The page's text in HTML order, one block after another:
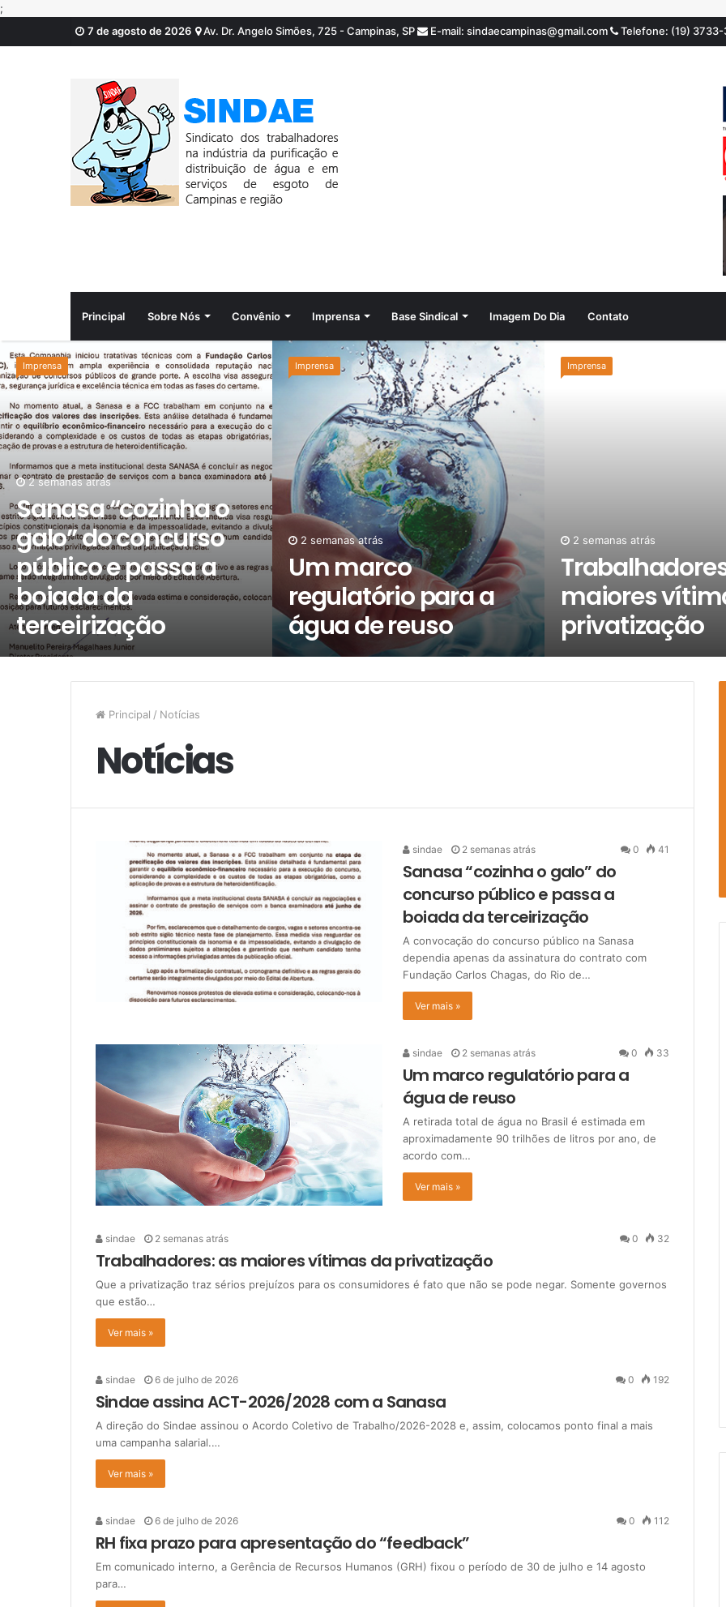
;
7 de agosto de 2026
Av. Dr. Angelo Simões, 725 - Campinas, SP E-mail: sindaecampinas@gmail.com Telefone: (19)
Principal Sobre Nós Convênio Imprensa Base Sindical Imagem Do Dia Contato
Imprensa
2 semanas atrás
Sanasa “cozinha o
galo” do concurso
público e passa a
boiada da
terceirização
Imprensa
2 semanas atrás
Um marco
regulatório para a
água de reuso
Imprensa
2 semanas atrás
maiores
privatização
Principal / Notícias
Notícias
sindae 2 semanas atrás 0 41
Sanasa “cozinha o galo” do
concurso público e passa a
boiada da terceirização
A convocação do concurso público na Sanasa
dependia apenas da assinatura do contrato com
Fundação Carlos Chagas, do Rio de…
Ver mais »
sindae 2 semanas atrás 0 33
Um marco regulatório para a
água de reuso
A retirada total de água no Brasil é estimada em
aproximadamente 90 trilhões de litros por ano, de
acordo com…
Ver mais »
sindae 2 semanas atrás 0 32
Trabalhadores: as maiores vítimas da privatização
Que a privatização traz sérios prejuízos para os consumidores é fato que não se pode negar. Somente governos
que estão…
Ver mais »
sindae 6 de julho de 2026 0 192
Sindae assina ACT-2026/2028 com a Sanasa
A direção do Sindae assinou o Acordo Coletivo de Trabalho/2026-2028 e, assim, colocamos ponto final a mais
uma campanha salarial.…
Ver mais »
sindae 6 de julho de 2026 0 112
RH fixa prazo para apresentação do “feedback”
Em comunicado interno, a Gerência de Recursos Humanos (GRH) fixou o período de 30 de julho e 14 agosto
para…